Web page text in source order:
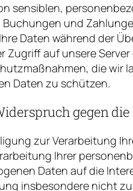
sensiblen,
und
Daten während der
Zugriff auf unsere
die wir
Daten zu schützen.
gegen
zur Verarbeitung
Ihrer
Daten auf die
insbesondere nicht